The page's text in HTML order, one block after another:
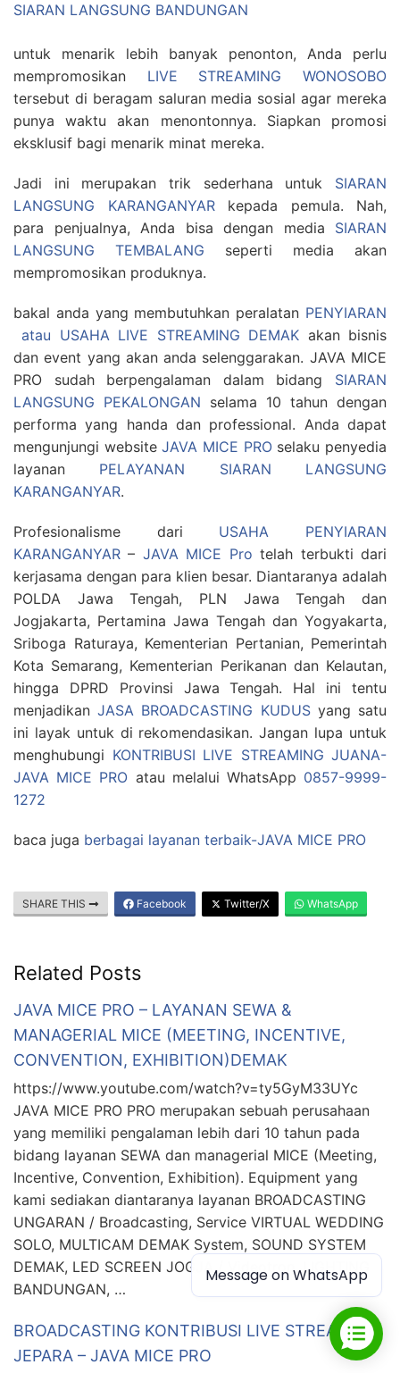
SIARAN LANGSUNG BANDUNGAN
untuk menarik lebih banyak penonton, Anda perlu
mempromosikan LIVE STREAMING WONOSOBO
tersebut di beragam saluran media sosial agar mereka
punya waktu akan menontonnya. Siapkan promosi
eksklusif bagi menarik minat mereka.
Jadi ini merupakan trik sederhana untuk SIARAN
LANGSUNG KARANGANYARkepada pemula. Nah,
para penjualnya, Anda bisa dengan media SIARAN
LANGSUNG TEMBALANG seperti media akan
mempromosikan produknya.
bakal anda yang membutuhkan peralatan PENYIARAN
atau USAHA LIVE STREAMING DEMAK akan bisnis
dan event yang akan anda selenggarakan. JAVA MICE
PRO sudah berpengalaman dalam bidang SIARAN
LANGSUNG PEKALONGAN selama 10 tahun dengan
performa yang handa dan professional. Anda dapat
mengunjungi websiteJAVA MICE PROselaku penyedia
layanan PELAYANAN SIARAN LANGSUNG
KARANGANYAR.
Profesionalisme dari USAHA PENYIARAN
KARANGANYAR – JAVA MICE Pro telah terbukti dari
kerjasama dengan para klien besar. Diantaranya adalah
POLDA Jawa Tengah, PLN Jawa Tengah dan
Jogjakarta, Pertamina Jawa Tengah dan Yogyakarta,
Sriboga Raturaya, Kementerian Pertanian, Pemerintah
Kota Semarang, Kementerian Perikanan dan Kelautan,
hingga DPRD Provinsi Jawa Tengah. Hal ini tentu
menjadikanJASA BROADCASTING KUDUSyang satu
ini layak untuk di rekomendasikan. Jangan lupa untuk
menghubungi KONTRIBUSI LIVE STREAMING JUANA-
JAVA MICE PRO atau melalui WhatsApp 0857-9999-
1272
baca juga berbagai layanan terbaik-JAVA MICE PRO
SHARE THIS Facebook Twitter/X WhatsApp
Related Posts
JAVA MICE PRO – LAYANAN SEWA &
MANAGERIAL MICE (MEETING, INCENTIVE,
CONVENTION, EXHIBITION)DEMAK
https://www.youtube.com/watch?v=ty5GyM33UYc
JAVA MICE PRO PRO merupakan sebuah perusahaan
yang memiliki pengalaman lebih dari 10 tahun pada
bidang layanan SEWA dan managerial MICE (Meeting,
Incentive, Convention, Exhibition). Equipment yang
kami sediakan diantaranya layanan BROADCASTING
UNGARAN / Broadcasting, Service VIRTUAL WEDDING
SOLO, MULTICAM DEMAK System, SOUND SYSTEM
DEMAK, LED SCREEN JOGJA / Videotron, LIGHTING
BANDUNGAN, …
BROADCASTING KONTRIBUSI LIVE STREAMING
JEPARA – JAVA MICE PRO
Message on WhatsApp